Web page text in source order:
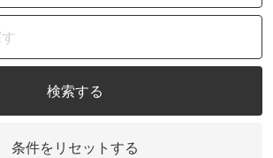
検索する
条件をリセットする